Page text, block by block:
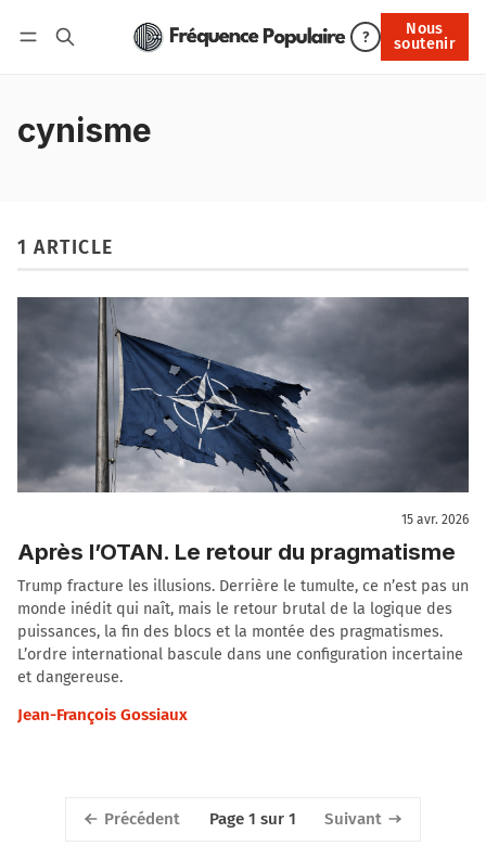
?
Nous
soutenir
Nous soutenir
cynisme
1 ARTICLE
15 avr. 2026
Après l’OTAN. Le retour du pragmatisme
Trump fracture les illusions. Derrière le tumulte, ce n’est pas un
monde inédit qui naît, mais le retour brutal de la logique des
puissances, la fin des blocs et la montée des pragmatismes.
L’ordre international bascule dans une configuration incertaine
et dangereuse.
Jean-François Gossiaux
Précédent Page 1 sur 1 Suivant